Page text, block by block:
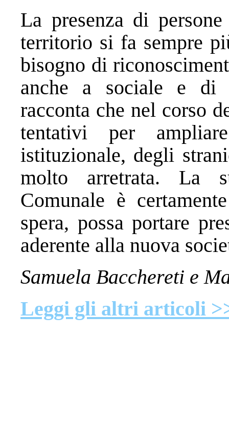
La presenza di
territorio si fa sempre
bisogno di
anche a sociale e di
racconta che nel corso
tentativi per
istituzionale, degli
molto arretrata. La
Comunale è
spera, possa portare
aderente alla nuova
Samuela Bacchereti e
Leggi gli altri articoli